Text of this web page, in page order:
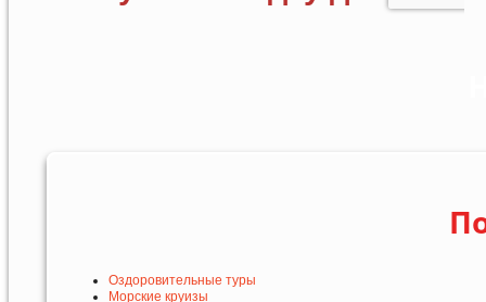
Оздоровительные туры
Морские круизы